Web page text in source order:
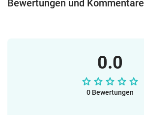
Bewertungen und Kommentare
0.0
0 Bewertungen